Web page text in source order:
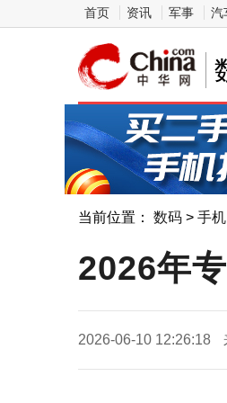
首页 资讯 军事 汽
当前位置： 数码 > 手机
2026年
2026-06-10 12:26:18